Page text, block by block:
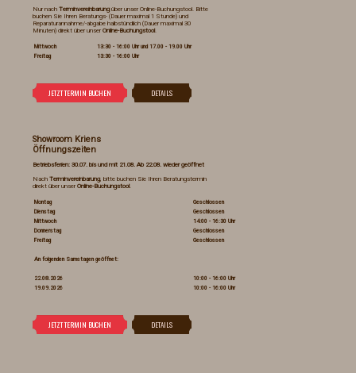
Nur nach Terminvereinbarungüber unser Online-Buchungstool. Bitte
buchen Sie Ihren Beratungs- (Dauer maximal 1 Stunde) und
Reparaturannahme/-abgabe halbstündlich (Dauer maximal 30
Minuten) direkt über unser Online-Buchungstool.
Mittwoch
13:30 - 16:00 Uhr und 17.00 - 19.00 Uhr
Freitag
13:30 - 16:00 Uhr
Showroom Kriens
Öffnungszeiten
Betriebsferien: 30.07. bis und mit 21.08. Ab 22.08. wieder geöffnet
Nach Terminvereinbarung, bitte buchen Sie Ihren Beratungstermin
direkt über unser Online-Buchungstool.
Montag
Geschlossen
Dienstag
Geschlossen
Mittwoch
14:00 - 16:30 Uhr
Donnerstag
Geschlossen
Freitag
Geschlossen
An folgenden Samstagen geöffnet:
22.08.2026
10:00 - 16:00 Uhr
19.09.2026
10:00 - 16:00 Uhr